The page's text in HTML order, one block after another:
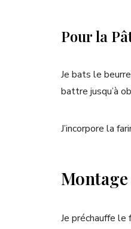
Pour la
Je bats le
battre jusqu’à
J’incorpore la
Je préchauffe le